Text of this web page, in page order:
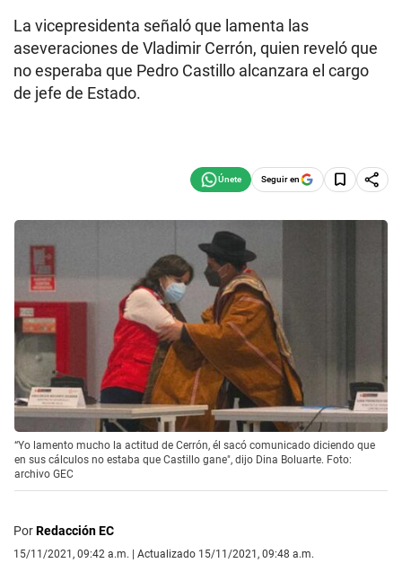
La vicepresidenta señaló que lamenta las
aseveraciones de Vladimir Cerrón, quien reveló que
no esperaba que Pedro Castillo alcanzara el cargo
de jefe de Estado.
Seguir en
“Yo lamento mucho la actitud de Cerrón, él sacó comunicado diciendo que
en sus cálculos no estaba que Castillo gane", dijo Dina Boluarte. Foto:
archivo GEC
PorRedacción EC
15/11/2021, 09:42 a.m. | Actualizado 15/11/2021, 09:48 a.m.